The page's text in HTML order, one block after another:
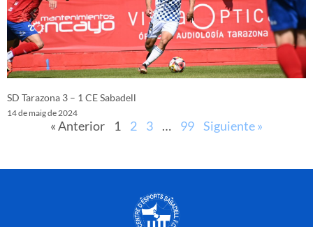
SD Tarazona 3 – 1 CE Sabadell
14 de maig de 2024
« Anterior 1 2 3 … 99 Siguiente »